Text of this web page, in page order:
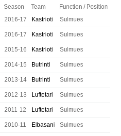
Season Team
Function / Position
2016-17 Kastrioti Sulmues
2016-17 Kastrioti Sulmues
2015-16 Kastrioti Sulmues
2014-15 Butrinti Sulmues
2013-14 Butrinti Sulmues
2012-13 Luftetari Sulmues
2011-12 Luftetari Sulmues
2010-11 Elbasani Sulmues